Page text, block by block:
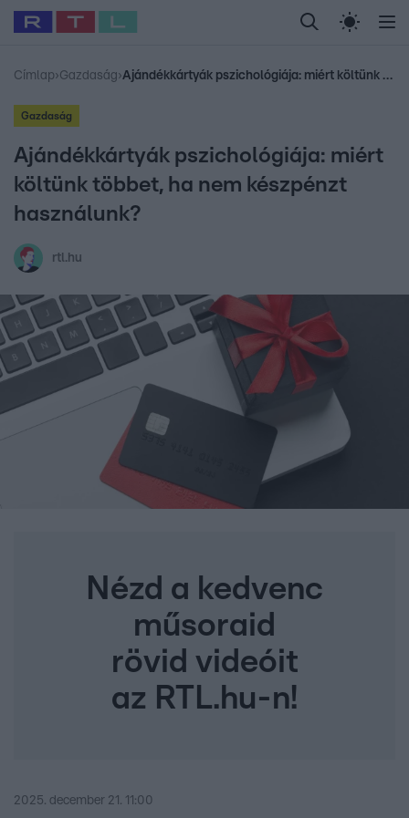
Legfrissebb RTL Híradó Randi Celeb vagyok,
Babits Marcella Most Wanted Gallusz
Címlap›Gazdaság› Ajándékkártyák pszichológiája: miért költünk többet, ha nem készpénzt használunk?
Gazdaság
Ajándékkártyák pszichológiája: miért
költünk többet, ha nem készpénzt
használunk?
rtl.hu
Nézd a kedvenc
műsoraid
rövid videóit
az RTL.hu-n!
2025. december 21. 11:00